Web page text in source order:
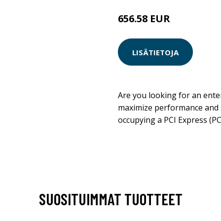
656.58 EUR
LISÄTIETOJA
Are you looking for an
maximize performance
occupying a PCI Express
SUOSITUIMMAT TUOTTEET